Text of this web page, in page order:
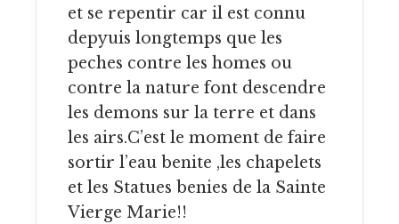
et se repentir car il est connu
depyuis longtemps que les
peches contre les homes ou
contre la nature font descendre
les demons sur la terre et dans
les airs.C’est le moment de faire
sortir l’eau benite ,les chapelets
et les Statues benies de la Sainte
Vierge Marie!!